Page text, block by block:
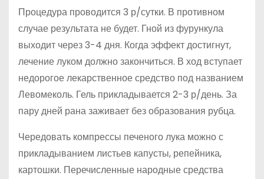
Процедура проводится 3 р/сутки. В противном
случае результата не будет. Гной из фурункула
выходит через 3-4 дня. Когда эффект достигнут,
лечение луком должно закончиться. В ход вступает
недорогое лекарственное средство под названием
Левомеколь. Гель прикладывается 2-3 р/день. За
пару дней рана заживает без образования рубца.
Чередовать компрессы печеного лука можно с
прикладыванием листьев капусты, репейника,
картошки. Перечисленные народные средства